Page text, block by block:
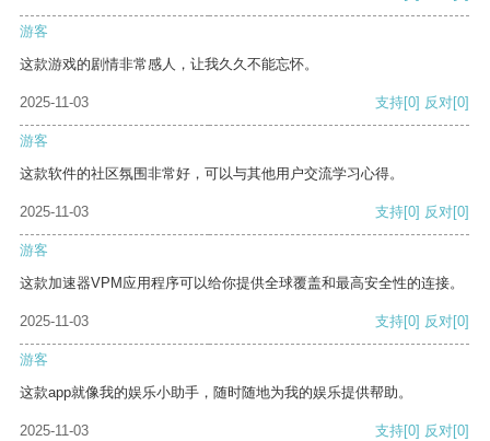
游客
这款游戏的剧情非常感人，让我久久不能忘怀。
2025-11-03 支持[0] 反对[0]
游客
这款软件的社区氛围非常好，可以与其他用户交流学习心得。
2025-11-03 支持[0] 反对[0]
游客
这款加速器VPM应用程序可以给你提供全球覆盖和最高安全性的连接。
2025-11-03 支持[0] 反对[0]
游客
这款app就像我的娱乐小助手，随时随地为我的娱乐提供帮助。
2025-11-03 支持[0] 反对[0]